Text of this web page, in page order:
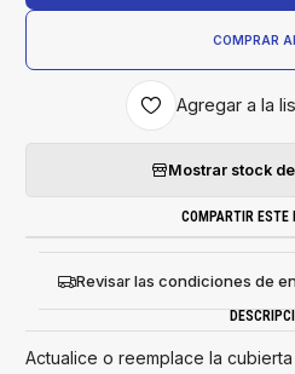
COMPRAR
Agregar a la
Mostrar stock
COMPARTIR ESTE
Revisar las condiciones de
Actualice o reemplace la